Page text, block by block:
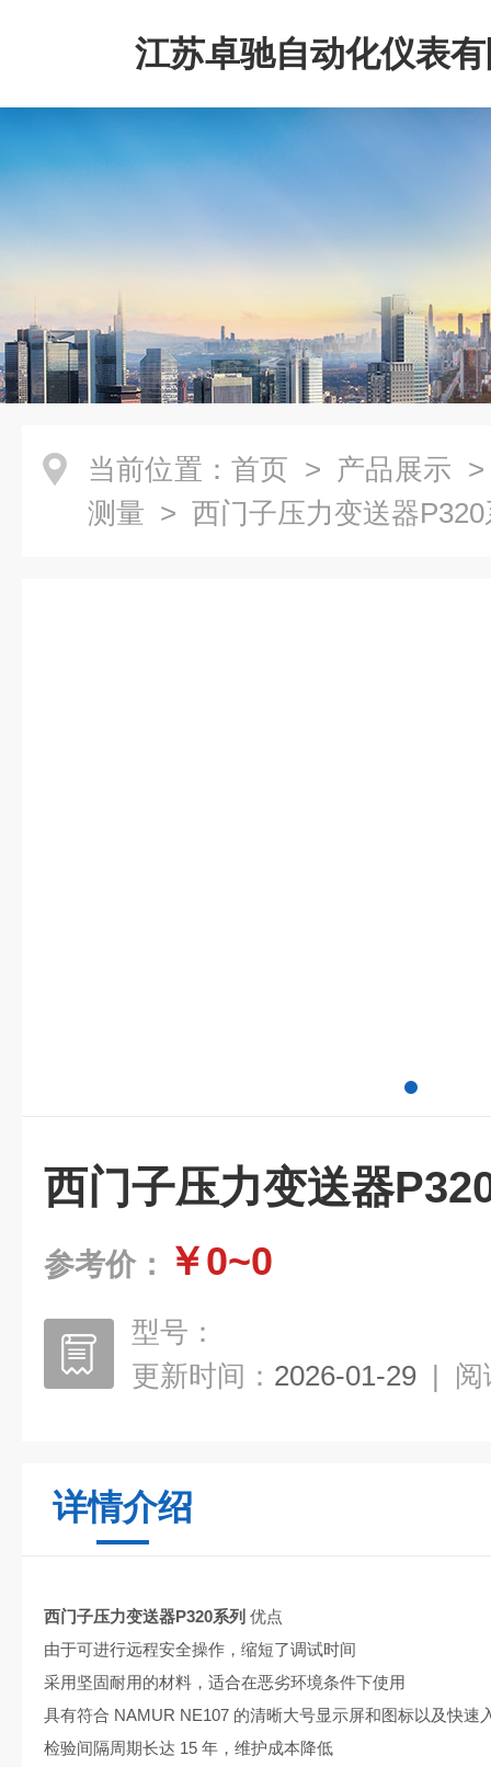
江苏卓驰自动化仪表
当前位置： 首页 > 产品展示
测量 > 西门子压力变送器P320
西门子压力变送器
参考价： ￥0~0
型号：
更新时间： 2026-01-29 | 阅
详情介绍
西门子压力变送器P320系列 优点
由于可进行远程安全操作，缩短了调试时间
采用坚固耐用的材料，适合在恶劣环境条件下使用
具有符合 NAMUR NE107 的清晰大号显示屏和图标以及快速
检验间隔周期长达 15 年，维护成本降低